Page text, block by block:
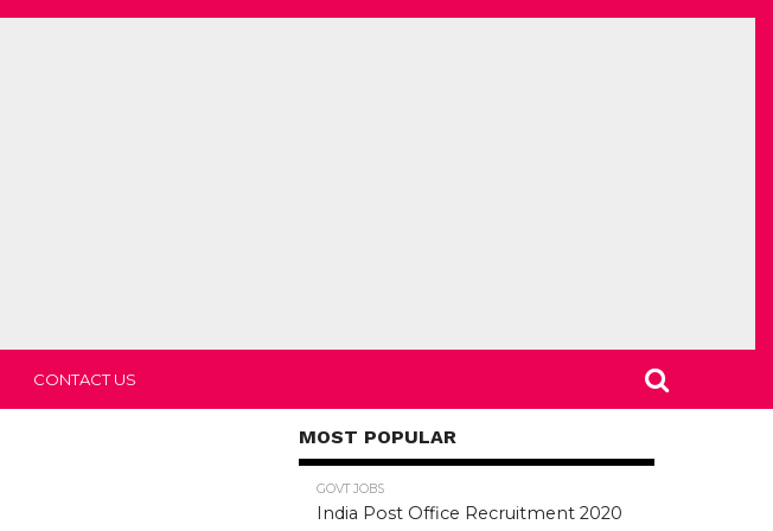
CONTACT US
MOST POPULAR
GOVT JOBS
India Post Office Recruitment 2020